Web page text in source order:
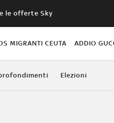
le offerte Sky
MIGRANTI CEUTA ADDIO
Elezioni